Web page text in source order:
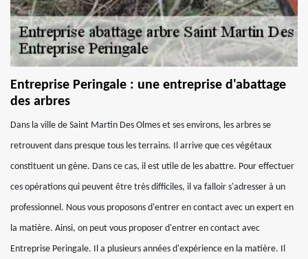
Entreprise Peringale : une entreprise d'abattage
des arbres
Dans la ville de Saint Martin Des Olmes et ses environs, les arbres se
retrouvent dans presque tous les terrains. Il arrive que ces végétaux
constituent un gène. Dans ce cas, il est utile de les abattre. Pour effectuer
ces opérations qui peuvent être très difficiles, il va falloir s'adresser à un
professionnel. Nous vous proposons d'entrer en contact avec un expert en
la matière. Ainsi, on peut vous proposer d'entrer en contact avec
Entreprise Peringale. Il a plusieurs années d'expérience en la matière. Il